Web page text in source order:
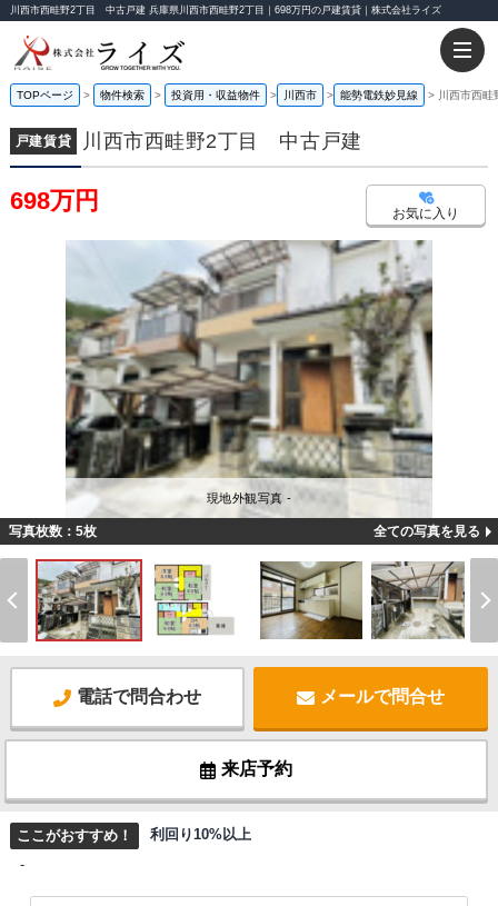
川西市西畦野2丁目 中古戸建 兵庫県川西市西畦野2丁目｜698万円の戸建賃貸｜株式会社ライズ
TOPページ 物件検索 投資用・収益物件 川西市 能勢電鉄妙見線 川西市西
戸建賃貸 川西市西畦野2丁目 中古戸建
698万円 お気に入り
現地外観写真 -
写真枚数：5枚 全ての写真を見る
電話で問合わせ メールで問合せ
来店予約
ここがおすすめ！
利回り10%以上
-